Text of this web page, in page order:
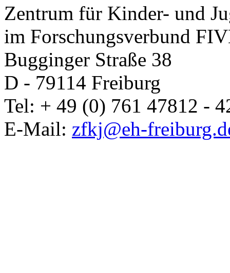
Zentrum für Kinder- und
im Forschungsverbund
Bugginger Straße 38
D - 79114 Freiburg
Tel: + 49 (0) 761 47812 -
E-Mail: zfkj@eh-